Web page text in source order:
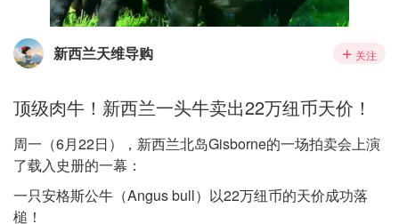
新西兰天维导购 关注
顶级肉牛！新西兰一头牛卖出22万纽币天价！
周一（6月22日），新西兰北岛Gisborne的一场拍卖会上演
了载入史册的一幕：
一只安格斯公牛（Angus bull）以22万纽币的天价成功落
槌！